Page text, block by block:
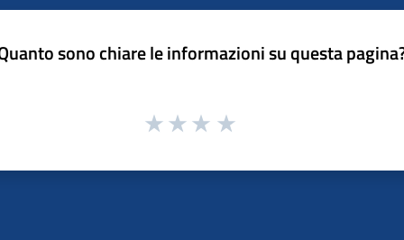
sono chiare le informazioni su questa